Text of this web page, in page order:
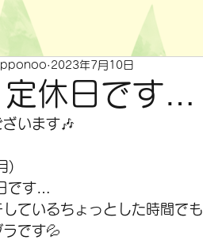
定休日です…
2023年7月10日
います🎶
)
です…
ているちょっとした時間でも
です💦